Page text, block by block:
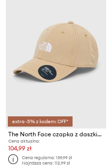
extra -5% z kodem: OFF*
The North Face czapka z daszkiem Recycled 66 Classic Hat
Cena aktualna:
104,99 zł
Cena regularna:139,99 zł
Najniższa cena:112,99 zł